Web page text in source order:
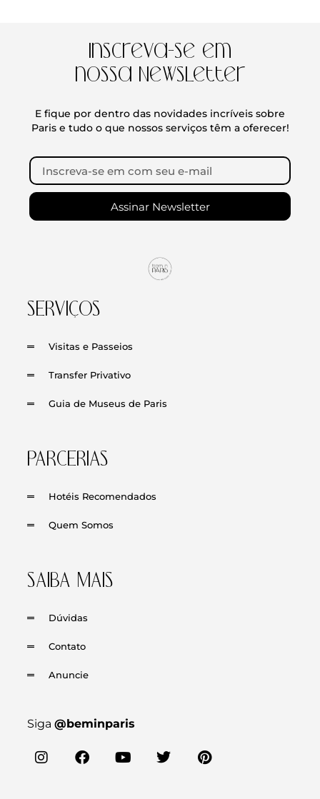
Inscreva-se em
nossa Newsletter
E fique por dentro das novidades incríveis sobre
Paris e tudo o que nossos serviços têm a oferecer!
Assinar Newsletter
SERVIÇOS
Visitas e Passeios
Transfer Privativo
Guia de Museus de Paris
PARCERIAS
Hotéis Recomendados
Quem Somos
SAIBA MAIS
Dúvidas
Contato
Anuncie
Siga @beminparis